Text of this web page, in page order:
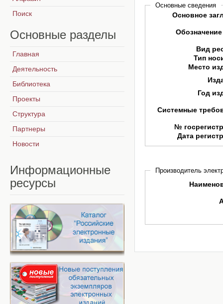
Основные сведения
Основное
Вид
Тип
Место
Год
Системные
№
Дата
Производитель
Поиск
Основные разделы
Главная
Деятельность
Библиотека
Проекты
Структура
Партнеры
Новости
Информационные
ресурсы